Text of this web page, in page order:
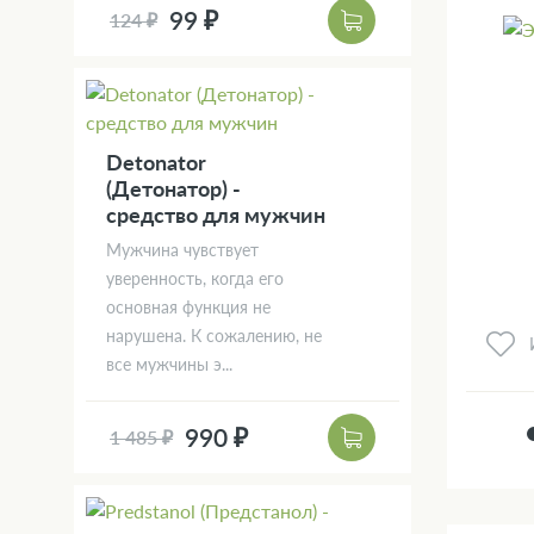
124 ₽ 99 ₽
Detonator
(Детонатор) -
средство для мужчин
Мужчина чувствует
уверенность, когда его
основная функция не
нарушена. К сожалению, не
все мужчины э...
1 485 ₽ 990 ₽